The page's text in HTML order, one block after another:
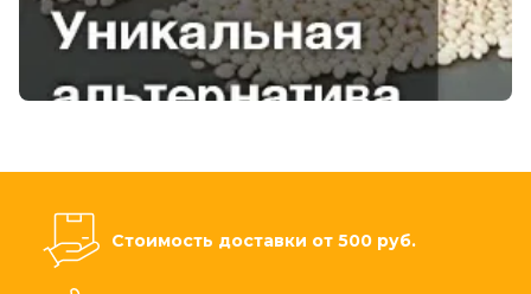
Стоимость доставки от 500 руб.